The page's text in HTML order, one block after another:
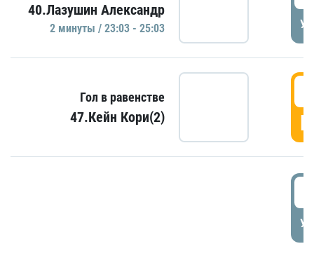
40.Лазушин Александр
2 минуты / 23:03 - 25:03
Гол в равенстве
47.Кейн Кори(2)